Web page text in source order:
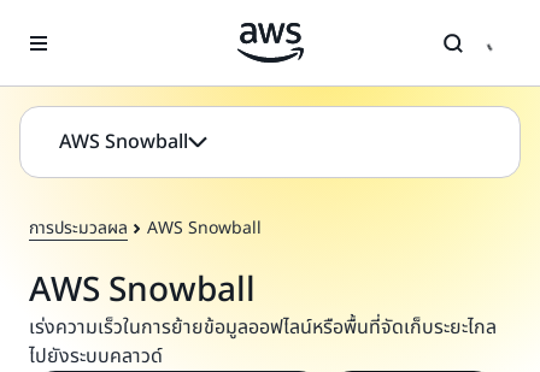
AWS Snowball
การประมวลผล AWS Snowball
AWS Snowball
เร่งความเร็วในการย้ายข้อมูลออฟไลน์หรือพื้นที่จัดเก็บระยะไกล
ไปยังระบบคลาวด์